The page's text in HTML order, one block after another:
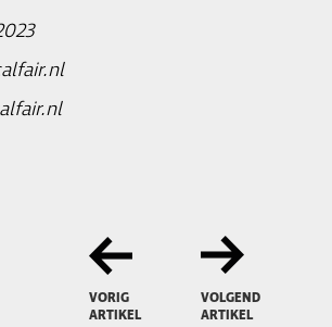
VORIG
ARTIKEL
VOLGEND
ARTIKEL